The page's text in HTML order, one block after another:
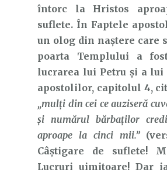
întorc la Hristos
suflete. În Faptele
un olog din naștere care
poarta Templului a
lucrarea lui Petru și a lui
apostolilor, capitolul 4,
„mulţi din cei ce auziseră
şi numărul bărbaţilor
aproape la cinci mii.”
Câștigare de suflete!
Lucruri uimitoare! Dar